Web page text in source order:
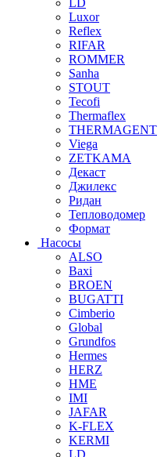
Luxor
Reflex
RIFAR
ROMMER
Sanha
STOUT
Tecofi
Thermaflex
THERMAGENT
Viega
ZETKAMA
Декаст
Джилекс
Ридан
Тепловодомер
Формат
Насосы
ALSO
Baxi
BROEN
BUGATTI
Cimberio
Global
Grundfos
Hermes
HERZ
HME
IMI
JAFAR
K-FLEX
KERMI
LD